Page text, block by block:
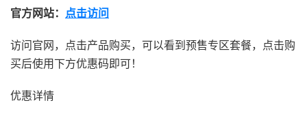
官方网站： 点击访问
访问官网，点击产品购买，可以看到预售专区套餐，点击购
买后使用下方优惠码即可！
优惠详情